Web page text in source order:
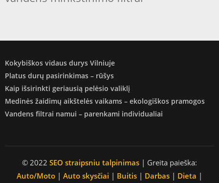
Kokybiškos vidaus durys Vilniuje
Platus durų pasirinkimas – rūšys
Kaip išsirinkti geriausią pelėsio valiklį
Medinės žaidimų aikštelės vaikams – ekologiškos pramogos
Vandens filtrai namui – parenkami individualiai
© 2022 SEO straipsniu talpinimas | Greita paieška:
Auto/Moto | Auto skysčiai | Buitis | Darbas | Dieta |